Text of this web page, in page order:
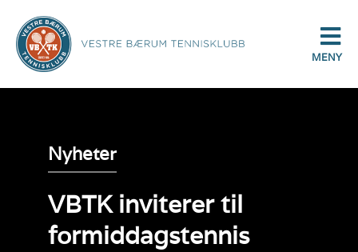
MENY
Nyheter
VBTK inviterer til
formiddagstennis